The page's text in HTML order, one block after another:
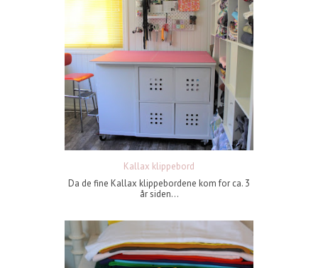
Kallax klippebord
Da de fine Kallax klippebordene kom for ca. 3
år siden...